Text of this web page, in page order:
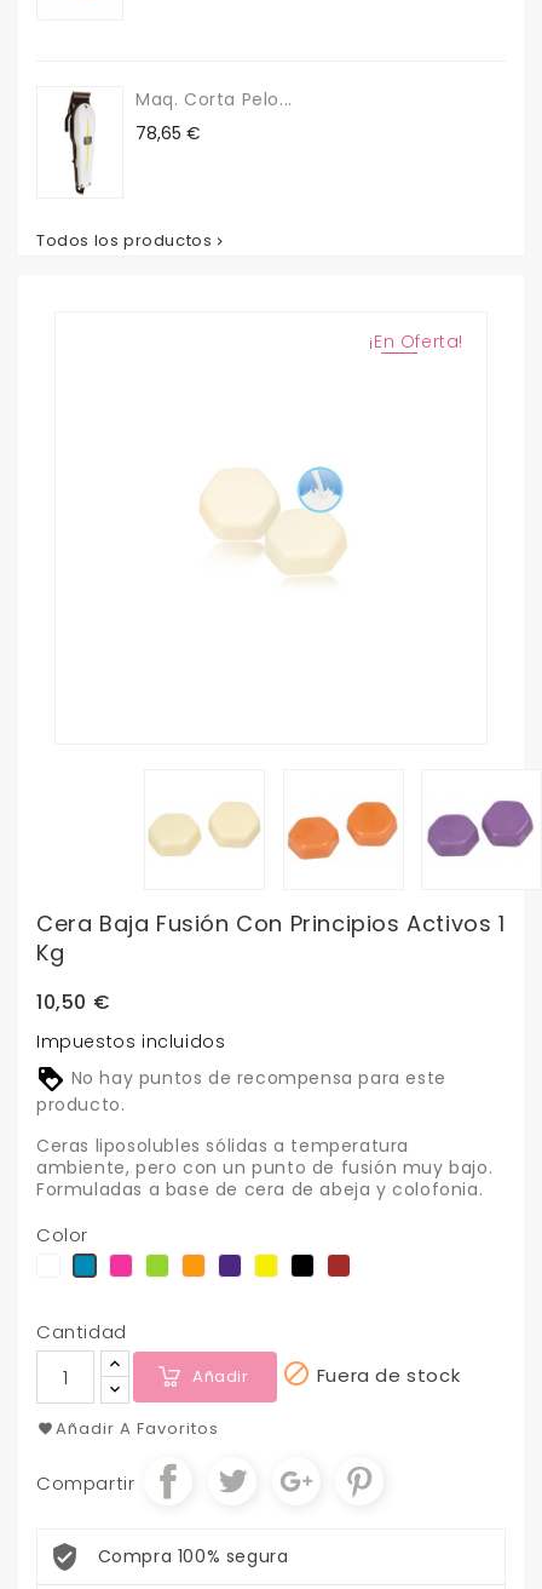
Maq. Corta Pelo...
Precio
78,65 €
Todos los productos 
¡En Oferta!
Cera Baja Fusión Con Principios Activos 1
Kg
10,50 €
Impuestos incluidos
No hay puntos de recompensa para este
producto.
Ceras liposolubles sólidas a temperatura
ambiente, pero con un punto de fusión muy bajo.
Formuladas a base de cera de abeja y colofonia.
Color
lilac azulrosaverdenaranja
violetaamarillo
negromarron
Cantidad
Añadir  Fuera de stock
Añadir A Favoritos
Compartir
Compra 100% segura